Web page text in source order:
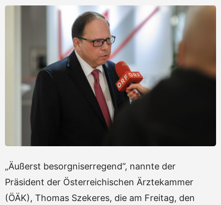
„Äußerst besorgniserregend“, nannte der
Präsident der Österreichischen Ärztekammer
(ÖÄK), Thomas Szekeres, die am Freitag, den